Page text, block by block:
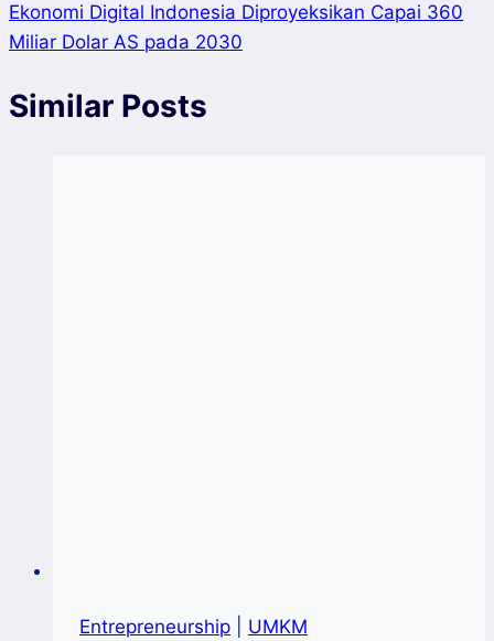
Ekonomi Digital Indonesia Diproyeksikan Capai 360
Miliar Dolar AS pada 2030
Similar Posts
Entrepreneurship UMKM